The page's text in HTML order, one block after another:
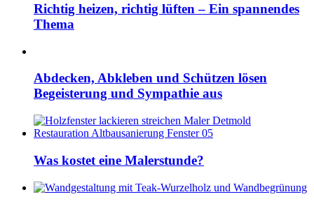
Richtig heizen, richtig lüften – Ein spannendes
Thema
Abdecken, Abkleben und Schützen lösen
Begeisterung und Sympathie aus
Was kostet eine Malerstunde?